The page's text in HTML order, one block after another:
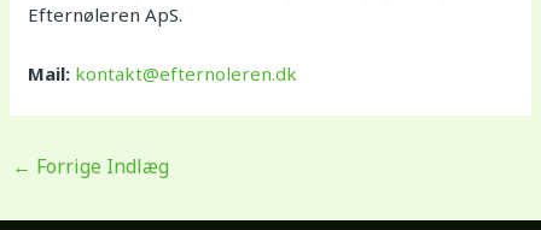
Efternøleren ApS.
Mail: kontakt@efternoleren.dk
← Forrige Indlæg